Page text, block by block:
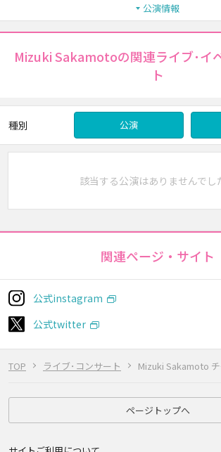
TOP ライブ･コンサート Mizuki Sakamoto
公演情報
Mizuki Sakamotoの関連ライブ･イ
ト
種別 公演
該当する公演はありませんでし
関連ページ・サイト
公式instagram
公式twitter
ページトップへ